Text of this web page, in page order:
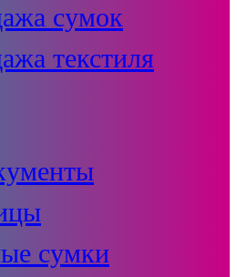
сумок
текстиля
сумки